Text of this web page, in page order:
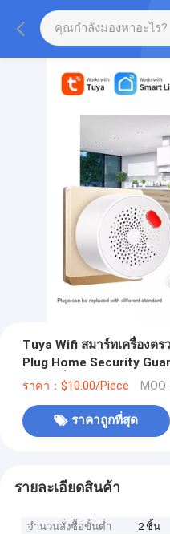
Tuya Wifi สมาร์ทเครื่องตร
Plug Home Security
จับแก๊สรั่ว S
ราคา：$10.00/Piece
ราคาถูกที่สุด
รายละเอียดสินค้า
จำนวนสั่งซื้อขั้นต่ำ
2 ชิ้น